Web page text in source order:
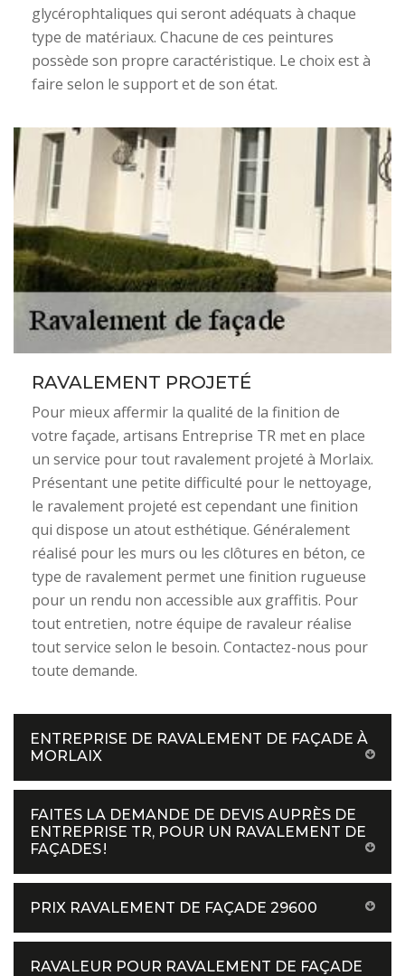
glycérophtaliques qui seront adéquats à chaque
type de matériaux. Chacune de ces peintures
possède son propre caractéristique. Le choix est à
faire selon le support et de son état.
RAVALEMENT PROJETÉ
Pour mieux affermir la qualité de la finition de
votre façade, artisans Entreprise TR met en place
un service pour tout ravalement projeté à Morlaix.
Présentant une petite difficulté pour le nettoyage,
le ravalement projeté est cependant une finition
qui dispose un atout esthétique. Généralement
réalisé pour les murs ou les clôtures en béton, ce
type de ravalement permet une finition rugueuse
pour un rendu non accessible aux graffitis. Pour
tout entretien, notre équipe de ravaleur réalise
tout service selon le besoin. Contactez-nous pour
toute demande.
ENTREPRISE DE RAVALEMENT DE FAÇADE À
MORLAIX
FAITES LA DEMANDE DE DEVIS AUPRÈS DE
ENTREPRISE TR, POUR UN RAVALEMENT DE
FAÇADES !
PRIX RAVALEMENT DE FAÇADE 29600
RAVALEUR POUR RAVALEMENT DE FAÇADE